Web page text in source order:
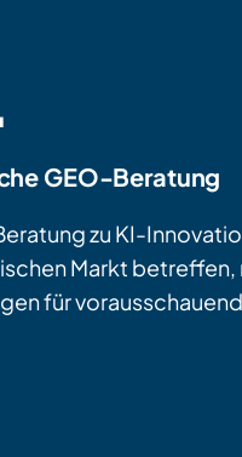
GEO-Beratung
zu KI-
Markt betreffen,
für